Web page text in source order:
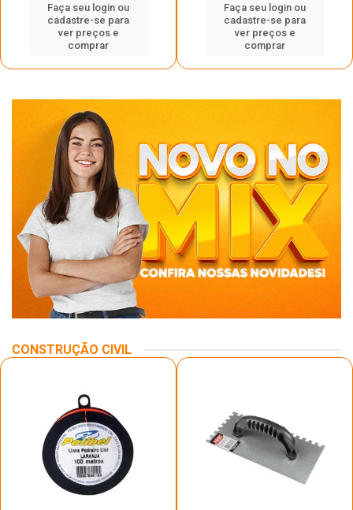
Faça seu login ou
cadastre-se para
ver preços e
comprar
Faça seu login ou
cadastre-se para
ver preços e
comprar
CONSTRUÇÃO CIVIL